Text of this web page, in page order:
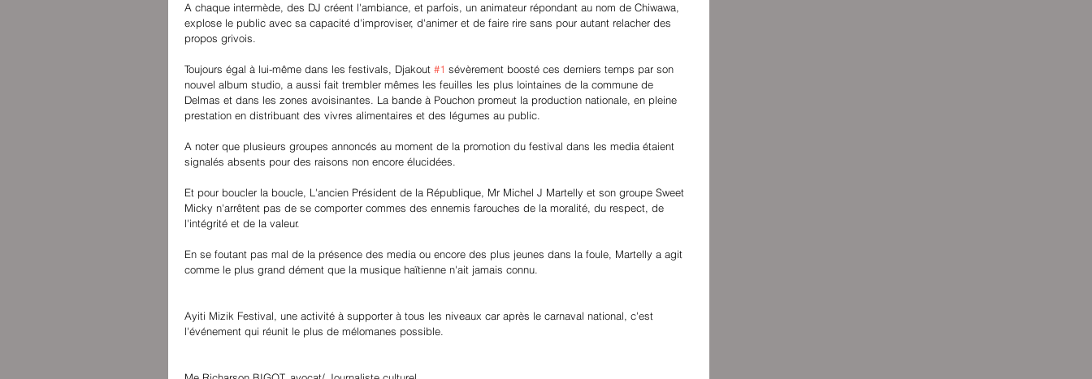
A chaque intermède, des DJ créent l'ambiance, et parfois, un animateur répondant au nom de Chiwawa,
explose le public avec sa capacité d'improviser, d'animer et de faire rire sans pour autant relacher des
propos grivois.
Toujours égal à lui-même dans les festivals, Djakout #1 sévèrement boosté ces derniers temps par son
nouvel album studio, a aussi fait trembler mêmes les feuilles les plus lointaines de la commune de
Delmas et dans les zones avoisinantes. La bande à Pouchon promeut la production nationale, en pleine
prestation en distribuant des vivres alimentaires et des légumes au public.
A noter que plusieurs groupes annoncés au moment de la promotion du festival dans les media étaient
signalés absents pour des raisons non encore élucidées.
Et pour boucler la boucle, L'ancien Président de la République, Mr Michel J Martelly et son groupe Sweet
Micky n'arrêtent pas de se comporter commes des ennemis farouches de la moralité, du respect, de
l'intégrité et de la valeur.
En se foutant pas mal de la présence des media ou encore des plus jeunes dans la foule, Martelly a agit
comme le plus grand dément que la musique haïtienne n'ait jamais connu.
Ayiti Mizik Festival, une activité à supporter à tous les niveaux car après le carnaval national, c'est
l'événement qui réunit le plus de mélomanes possible.